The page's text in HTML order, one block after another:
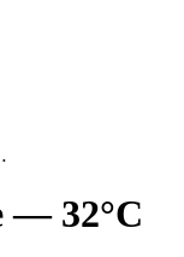
— 32°C